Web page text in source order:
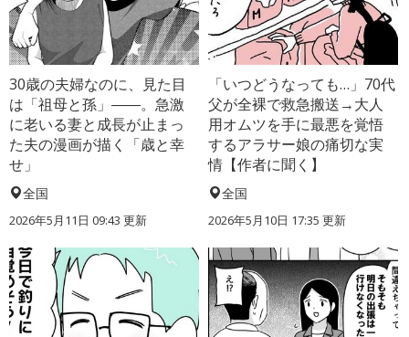
30歳の夫婦なのに、見た目
は「祖母と孫」――。急激
に老いる妻と成長が止まっ
た夫の漫画が描く「歳と幸
せ」
全国
2026年5月11日 09:43 更新
「いつどうなっても…」70代
父が全裸で救急搬送→大人
用オムツを手に最悪を覚悟
するアラサー娘の痛切な実
情【作者に聞く】
全国
2026年5月10日 17:35 更新